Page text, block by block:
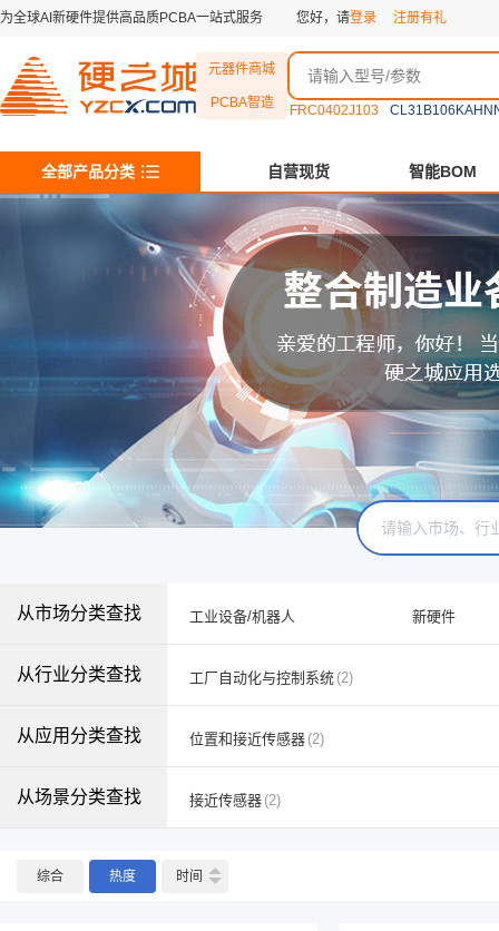
为全球AI新硬件提供高品质PCBA一站式服务 您好，请登录 注册有礼
元器件商城
PCBA智造 FRC0402J103
全部产品分类 自营现货 智能BOM
从市场分类查找 工业设备/机器人 新硬件
从行业分类查找 工厂自动化与控制系统 (2)
从应用分类查找 位置和接近传感器 (2)
从场景分类查找 接近传感器 (2)
综合 热度 时间